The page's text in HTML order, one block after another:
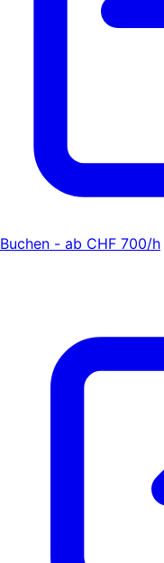
Buchen - ab CHF 700/h